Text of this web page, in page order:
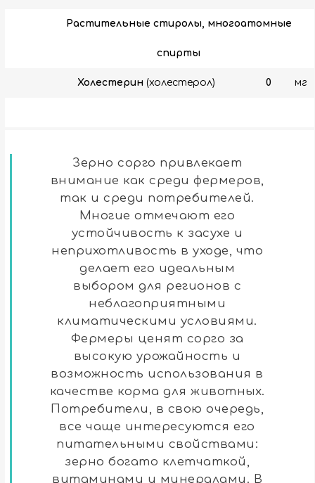
Растительные стиролы, многоатомные
спирты
Холестерин (холестерол) 0 мг
Зерно сорго привлекает
внимание как среди фермеров,
так и среди потребителей.
Многие отмечают его
устойчивость к засухе и
неприхотливость в уходе, что
делает его идеальным
выбором для регионов с
неблагоприятными
климатическими условиями.
Фермеры ценят сорго за
высокую урожайность и
возможность использования в
качестве корма для животных.
Потребители, в свою очередь,
все чаще интересуются его
питательными свойствами:
зерно богато клетчаткой,
витаминами и минералами. В